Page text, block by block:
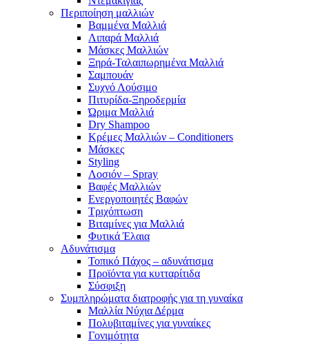
Περιποίηση μαλλιών
Βαμμένα Μαλλιά
Λιπαρά Μαλλιά
Μάσκες Μαλλιών
Ξηρά-Ταλαιπωρημένα Μαλλιά
Σαμπουάν
Συχνό Λούσιμο
Πιτυρίδα-Ξηροδερμία
Ώριμα Μαλλιά
Dry Shampoo
Κρέμες Μαλλιών – Conditioners
Μάσκες
Styling
Λοσιόν – Spray
Βαφές Μαλλιών
Ενεργοποιητές Βαφών
Τριχόπτωση
Βιταμίνες για Μαλλιά
Φυτικά Έλαια
Αδυνάτισμα
Τοπικό Πάχος – αδυνάτισμα
Προϊόντα για κυτταρίτιδα
Σύσφιξη
Συμπληρώματα διατροφής για τη γυναίκα
Μαλλία Νύχια Δέρμα
Πολυβιταμίνες για γυναίκες
Γονιμότητα